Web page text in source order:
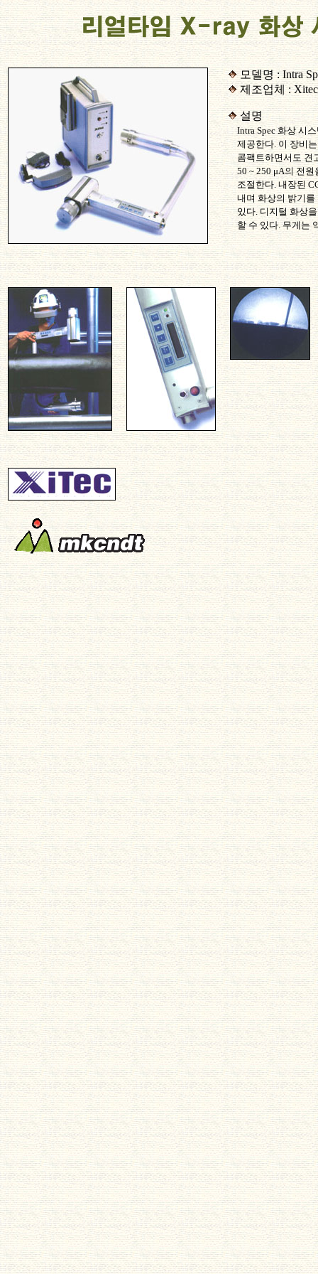
모델명 : Intra
제조업체 :
설명
Intra Spec 화상 시
제공한다. 이 장비
콤팩트하면서도 견
50 ~ 250 μA의 전
조절한다. 내장된
내며 화상의 밝기
있다. 디지털 화상
할 수 있다. 무게는